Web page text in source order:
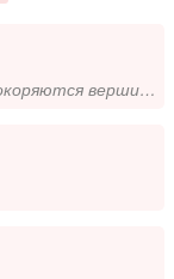
Сигма. И только смелым, покоряются вершины. )))